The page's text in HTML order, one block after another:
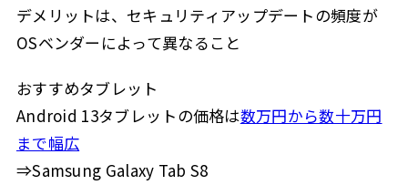
デメリットは、セキュリティアップデートの頻度が
OSベンダーによって異なること
おすすめタブレット
Android 13タブレットの価格は数万円から数十万円
まで幅広
⇒Samsung Galaxy Tab S8